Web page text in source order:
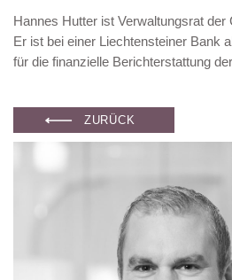
Hannes Hutter ist Verwaltungsrat der
Er ist bei einer Liechtensteiner Bank
für die finanzielle Berichterstattung
ZURÜCK